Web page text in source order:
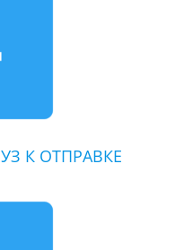
К ОТПРАВКЕ